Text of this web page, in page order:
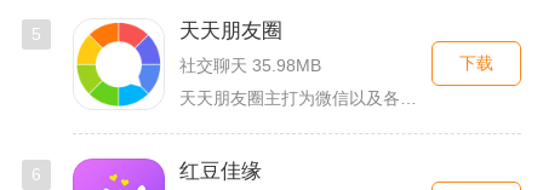
5 天天朋友圈
社交聊天 35.98MB
天天朋友圈主打为微信以及各类社交平台提供全套发圈素材，涵盖文...
下载
6 红豆佳缘